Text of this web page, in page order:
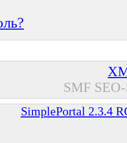
SMF
SimplePortal 2.3.4